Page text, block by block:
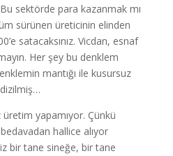
sektörde para kazanmak mı
sürünen üreticinin elinden
satacaksınız. Vicdan, esnaf
Her şey bu denklem
mantığı ile kusursuz
yapamıyor. Çünkü
hallice alıyor
bir tane sineğe, bir tane